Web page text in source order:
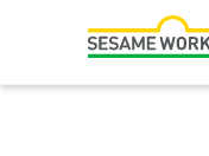
Family Resources